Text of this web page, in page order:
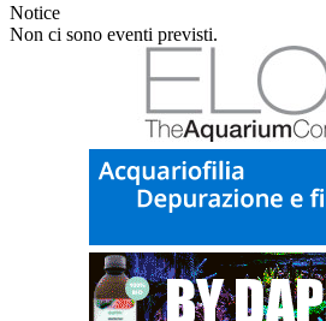
Notice
Non ci sono eventi previsti.